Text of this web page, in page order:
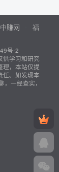
中赚网
福
号-2
供学习和研究
理，本站仅提
任。如发现本
一经查实，